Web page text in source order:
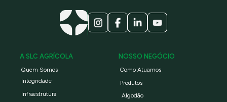
A SLC AGRÍCOLA
Quem Somos
Integridade
Infraestrutura
NOSSO NEGÓCIO
Como Atuamos
Produtos
Algodão